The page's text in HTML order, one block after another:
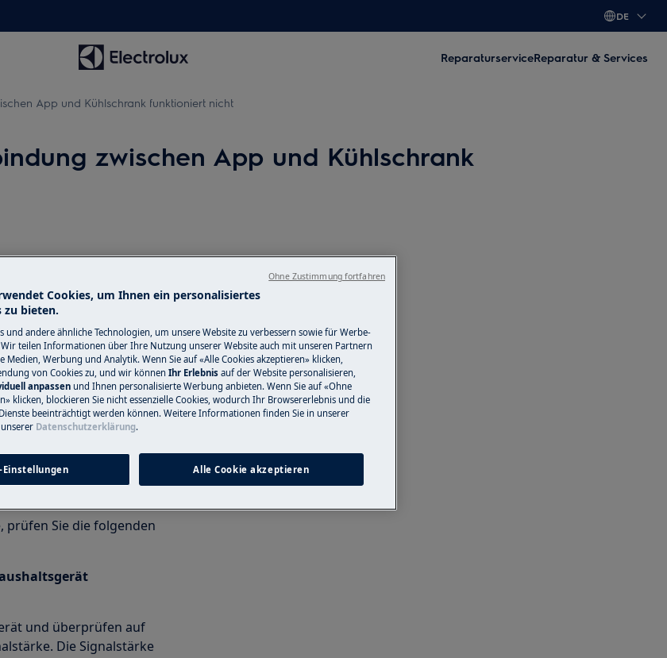
DE
ReparaturserviceReparatur & Services
App und Kühlschrank funktioniert nicht
zwischen App und Kühlschrank
werden
durch.
prüfen Sie die folgenden
und überprüfen auf
Die Signalstärke
Cookies, um Ihnen ein personalisiertes
zu bieten.
und andere ähnliche Technologien, um unsere Website zu verbessern sowie für Werbe-
teilen Informationen über Ihre Nutzung unserer Website auch mit unseren Partnern
Medien, Werbung und Analytik. Wenn Sie auf «Alle Cookies akzeptieren» klicken,
von Cookies zu, und wir können Ihr Erlebnis auf der Website personalisieren,
anpassen und Ihnen personalisierte Werbung anbieten. Wenn Sie auf «Ohne
klicken, blockieren Sie nicht essenzielle Cookies, wodurch Ihr Browsererlebnis und die
beeinträchtigt werden können. Weitere Informationen finden Sie in unserer
Datenschutzerklärung.
Einstellungen Alle Cookie akzeptieren
Ohne Zustimmung fortfahren